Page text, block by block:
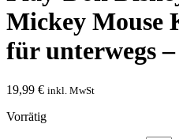
Mickey Mouse
für unterwegs
19,99 € inkl. MwSt
Vorrätig